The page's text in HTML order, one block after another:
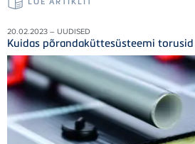
20.02.2023 – UUDISED
Kuidas põrandaküttesüsteemi